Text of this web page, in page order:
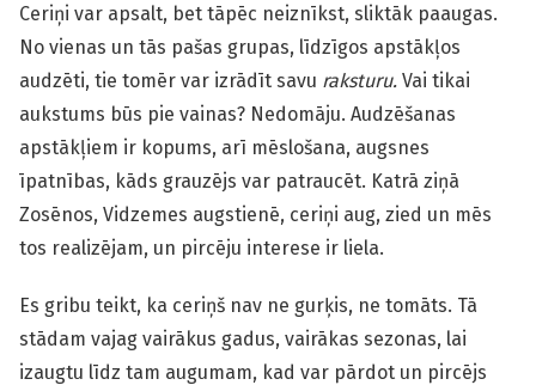
Ceriņi var apsalt, bet tāpēc neiznīkst, sliktāk paaugas.
No vienas un tās pašas grupas, līdzīgos apstākļos
audzēti, tie tomēr var izrādīt savu raksturu. Vai tikai
aukstums būs pie vainas? Nedomāju. Audzēšanas
apstākļiem ir kopums, arī mēslošana, augsnes
īpatnības, kāds grauzējs var patraucēt. Katrā ziņā
Zosēnos, Vidzemes augstienē, ceriņi aug, zied un mēs
tos realizējam, un pircēju interese ir liela.
Es gribu teikt, ka ceriņš nav ne gurķis, ne tomāts. Tā
stādam vajag vairākus gadus, vairākas sezonas, lai
izaugtu līdz tam augumam, kad var pārdot un pircējs